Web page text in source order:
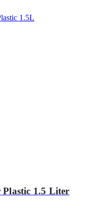
1.5 Liter